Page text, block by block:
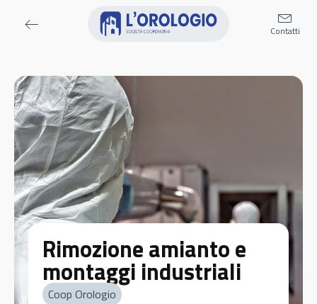
Contatti
Rimozione amianto e
montaggi industriali
Coop Orologio